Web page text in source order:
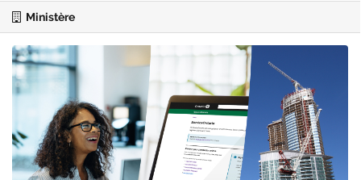
Ministère